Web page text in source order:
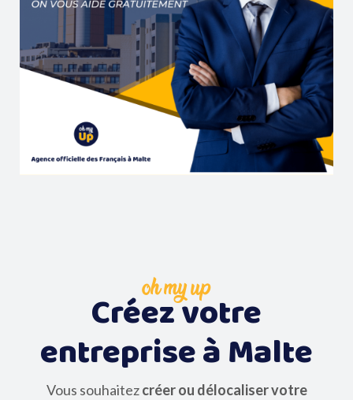
oh my up
Créez votre
entreprise à Malte
Vous souhaitezcréer ou délocaliser votre